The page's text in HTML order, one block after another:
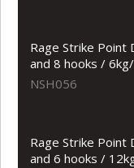
Rage Strike Point
and 8 hooks /
NSH056
Rage Strike Point
and 6 hooks /